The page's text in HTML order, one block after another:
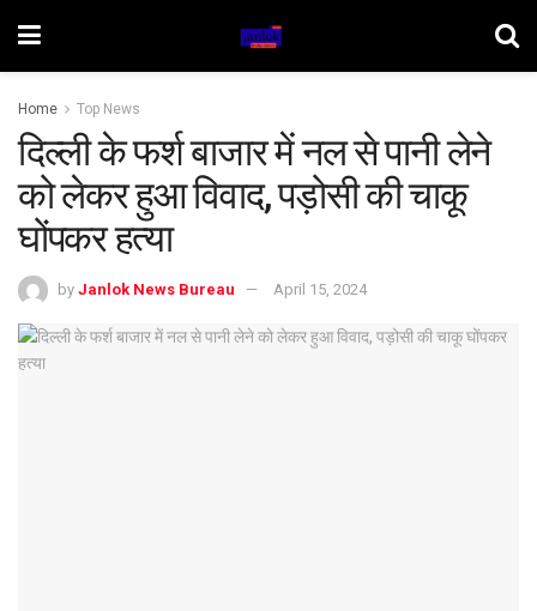
Home Top News
दिल्ली के फर्श बाजार में नल से पानी लेने
को लेकर हुआ विवाद, पड़ोसी की चाकू
घोंपकर हत्या
by Janlok News Bureau April 15, 2024